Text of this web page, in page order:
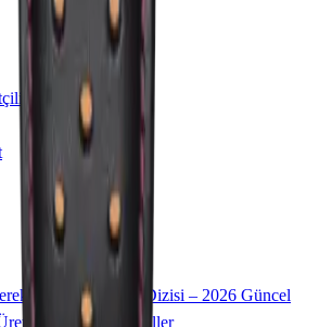
15 Yeni Kore Dizisi – 2026 Güncel
Yerli Otomobiller